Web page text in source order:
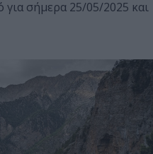
για σήμερα 25/05/2025 και